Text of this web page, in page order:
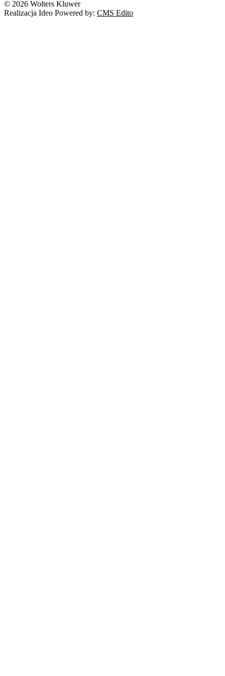
Prawo autorskie
© 2026 Wolters Kluwer
Realizacja Ideo Powered by: CMS Edito